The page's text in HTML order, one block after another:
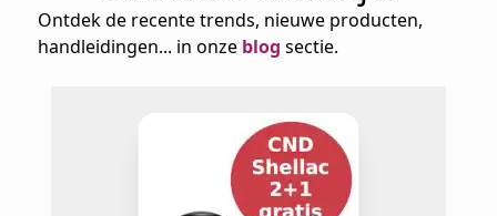
Ontdek de recente trends, nieuwe producten,
handleidingen... in onze blog sectie.